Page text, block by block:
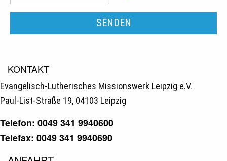
KONTAKT
Evangelisch-Lutherisches Missionswerk Leipzig e.V.
Paul-List-Straße 19, 04103 Leipzig
Telefon: 0049 341 9940600
Telefax: 0049 341 9940690